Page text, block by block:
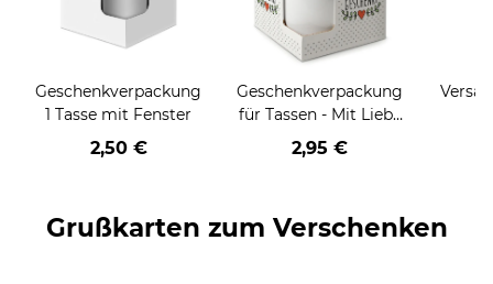
Geschenkverpackung
1 Tasse mit Fenster
2,50 €
Geschenkverpackung
für Tassen - Mit Liebe
geschenkt
2,95 €
Grußkarten zum Verschenken